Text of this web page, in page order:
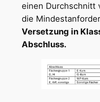
einen Durchschnitt
die
Versetzung in
Abschluss.